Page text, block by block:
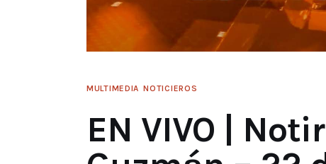
MULTIMEDIA NOTICIEROS
EN VIVO |